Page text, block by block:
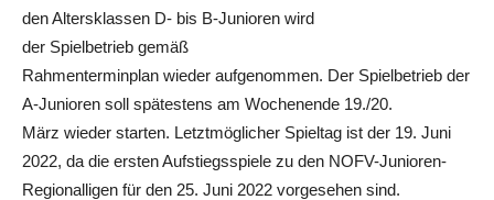
den Altersklassen D- bis B-Junioren wird
der Spielbetrieb gemäß
Rahmenterminplan wieder aufgenommen. Der Spielbetrieb der
A-Junioren soll spätestens am Wochenende 19./20.
März wieder starten. Letztmöglicher Spieltag ist der 19. Juni
2022, da die ersten Aufstiegsspiele zu den NOFV-Junioren-
Regionalligen für den 25. Juni 2022 vorgesehen sind.